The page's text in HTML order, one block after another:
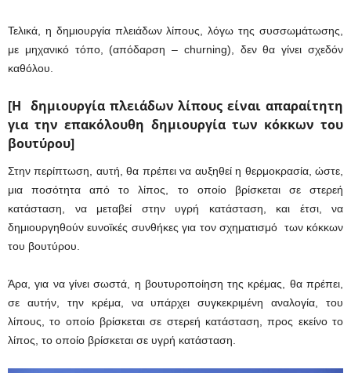
Τελικά, η δημιουργία πλειάδων λίπους, λόγω της συσσωμάτωσης,
με μηχανικό τόπο, (απόδαρση – churning), δεν θα γίνει σχεδόν
καθόλου.
[Η δημιουργία πλειάδων λίπους είναι απαραίτητη
για την επακόλουθη δημιουργία των κόκκων του
βουτύρου]
Στην περίπτωση, αυτή, θα πρέπει να αυξηθεί η θερμοκρασία, ώστε,
μια ποσότητα από το λίπος, το οποίο βρίσκεται σε στερεή
κατάσταση, να μεταβεί στην υγρή κατάσταση, και έτσι, να
δημιουργηθούν ευνοϊκές συνθήκες για τον σχηματισμό των κόκκων
του βουτύρου.
Άρα, για να γίνει σωστά, η βουτυροποίηση της κρέμας, θα πρέπει,
σε αυτήν, την κρέμα, να υπάρχει συγκεκριμένη αναλογία, του
λίπους, το οποίο βρίσκεται σε στερεή κατάσταση, προς εκείνο το
λίπος, το οποίο βρίσκεται σε υγρή κατάσταση.